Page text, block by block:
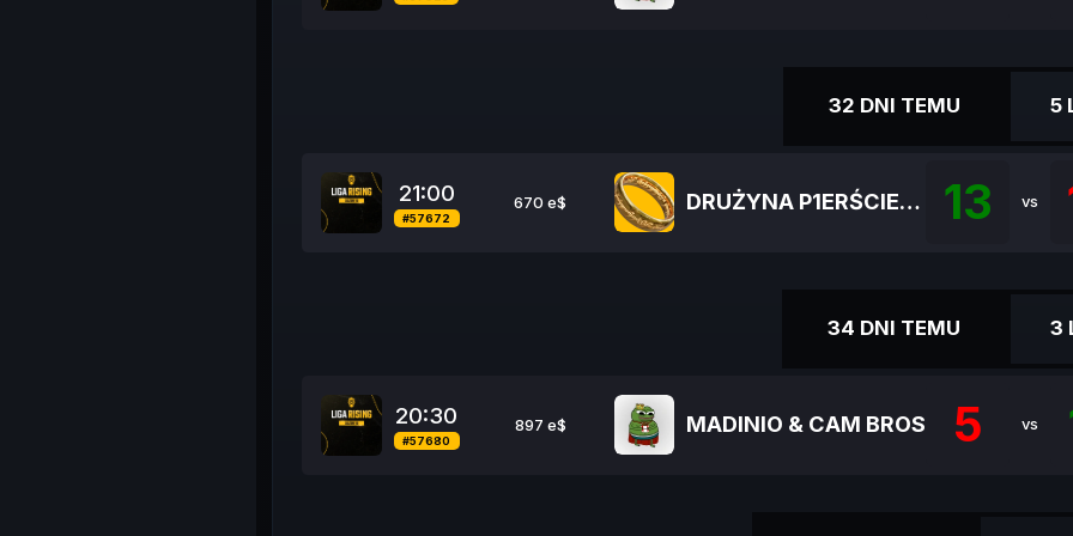
32 DNI TEMU 5
21:00
#57672
670 e$ DRUŻYNA P1ERŚCIENIA 13 vs
34 DNI TEMU 3
20:30
#57680
897 e$ MADINIO & CAM BROS 5 vs